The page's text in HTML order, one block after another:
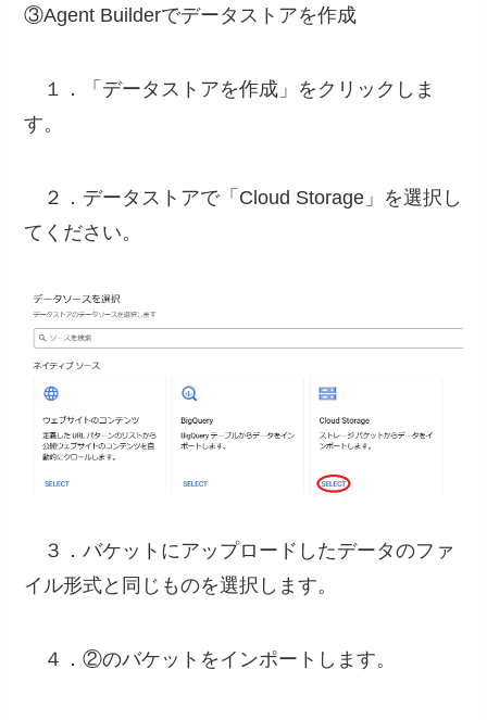
③Agent Builderでデータストアを作成
１．「データストアを作成」をクリックしま
す。
２．データストアで「Cloud Storage」を選択し
てください。
３．バケットにアップロードしたデータのファ
イル形式と同じものを選択します。
４．②のバケットをインポートします。